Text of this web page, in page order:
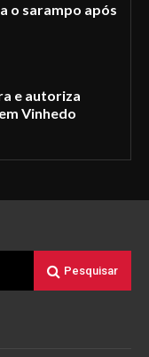
o sarampo após
e autoriza
Vinhedo
Pesquisar